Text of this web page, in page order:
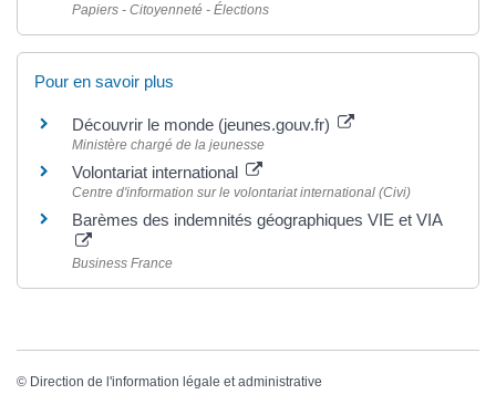
Papiers - Citoyenneté - Élections
Pour en savoir plus
Découvrir le monde (jeunes.gouv.fr)
Ministère chargé de la jeunesse
Volontariat international
Centre d'information sur le volontariat international (Civi)
Barèmes des indemnités géographiques VIE et VIA
Business France
© Direction de l'information légale et administrative